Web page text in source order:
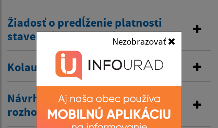
Nezobrazovať
Žiadosť o predĺženie platnosti
stavebného povolenia
Kolaudačné rozhodnutie
Návrh na vydanie územného
rozhodnutia